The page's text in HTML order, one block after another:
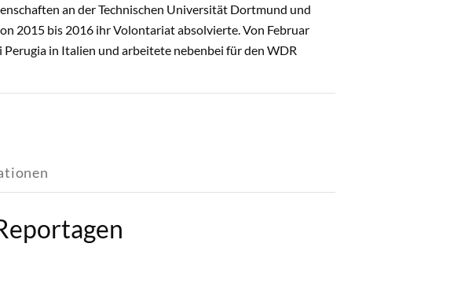
an der Technischen Universität Dortmund und
2015 bis 2016 ihr Volontariat absolvierte. Von Februar
in Italien und arbeitete nebenbei für den WDR